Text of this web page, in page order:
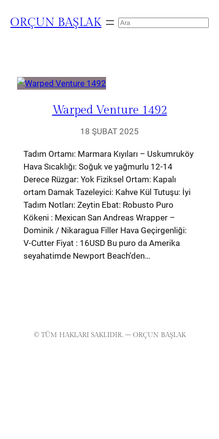
ORÇUN BAŞLAK Search
Warped Venture 1492
18 ŞUBAT 2025
Tadım Ortamı: Marmara Kıyıları – Uskumruköy
Hava Sıcaklığı: Soğuk ve yağmurlu 12-14
Derece Rüzgar: Yok Fiziksel Ortam: Kapalı
ortam Damak Tazeleyici: Kahve Kül Tutuşu: İyi
Tadım Notları: Zeytin Ebat: Robusto Puro
Kökeni : Mexican San Andreas Wrapper –
Dominik / Nikaragua Filler Hava Geçirgenliği:
V-Cutter Fiyat : 16USD Bu puro da Amerika
seyahatimde Newport Beach’den…
© TÜM HAKLARI SAKLIDIR. – ORÇUN BAŞLAK